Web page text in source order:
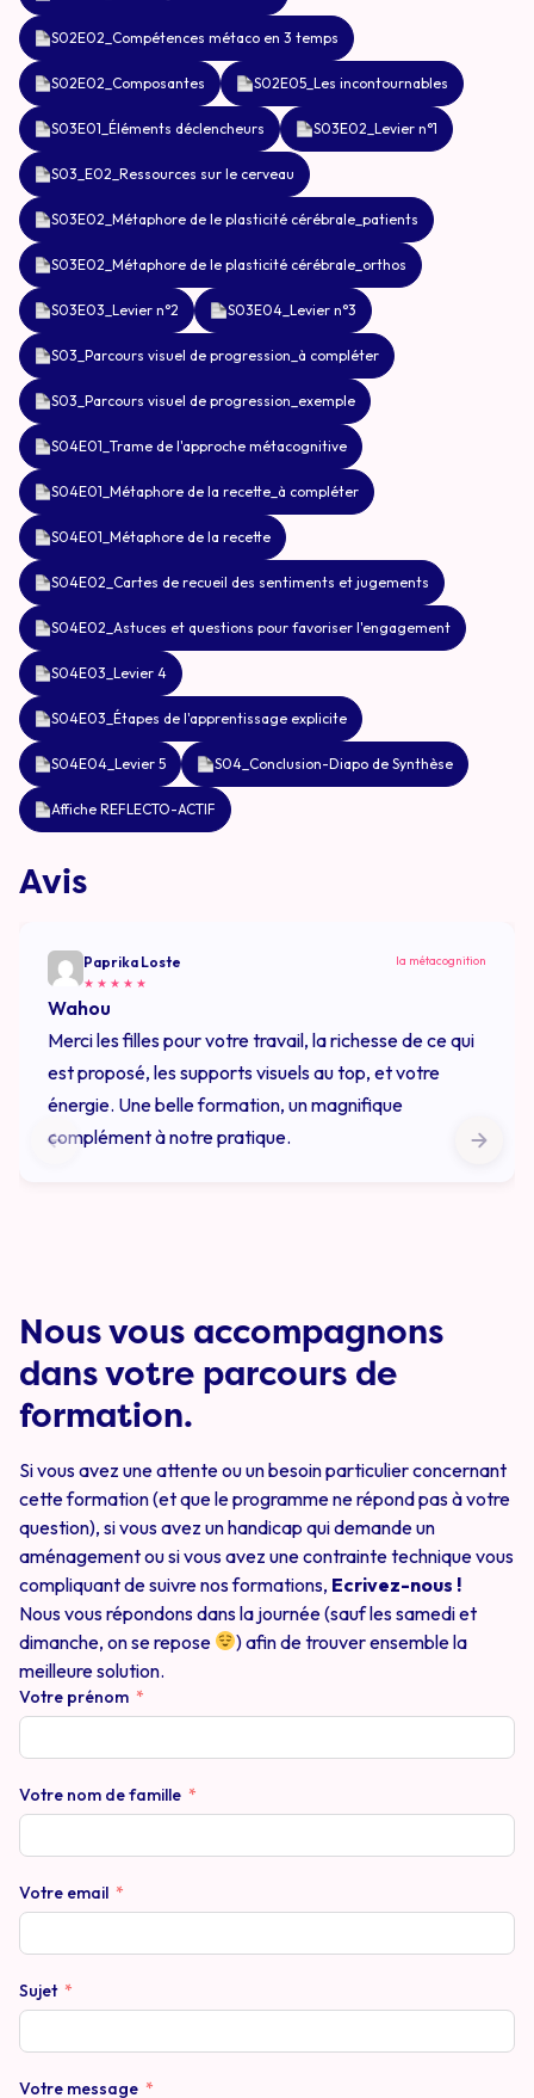
S02E02_Compétences métaco en 3 temps
S02E02_Composantes S02E05_Les incontournables
S03E01_Éléments déclencheurs S03E02_Levier n°1
S03_E02_Ressources sur le cerveau
S03E02_Métaphore de le plasticité cérébrale_patients
S03E02_Métaphore de le plasticité cérébrale_orthos
S03E03_Levier n°2 S03E04_Levier n°3
S03_Parcours visuel de progression_à compléter
S03_Parcours visuel de progression_exemple
S04E01_Trame de l'approche métacognitive
S04E01_Métaphore de la recette_à compléter
S04E01_Métaphore de la recette
S04E02_Cartes de recueil des sentiments et jugements
S04E02_Astuces et questions pour favoriser l'engagement
S04E03_Levier 4
S04E03_Étapes de l'apprentissage explicite
S04E04_Levier 5 S04_Conclusion-Diapo de Synthèse
Affiche REFLECTO-ACTIF
Avis
Paprika Loste
★ ★ ★ ★ ★
la métacognition
Wahou
Merci les filles pour votre travail, la richesse de ce qui
est proposé, les supports visuels au top, et votre
énergie. Une belle formation, un magnifique
complément à notre pratique.
Nous vous accompagnons
dans votre parcours de
formation.
Si vous avez une attente ou un besoin particulier concernant
cette formation (et que le programme ne répond pas à votre
question), si vous avez un handicap qui demande un
aménagement ou si vous avez une contrainte technique vous
compliquant de suivre nos formations, Ecrivez-nous !
Nous vous répondons dans la journée (sauf les samedi et
dimanche, on se repose
) afin de trouver ensemble la
meilleure solution.
Votre prénom
Votre nom de famille
Votre email
Sujet
Votre message